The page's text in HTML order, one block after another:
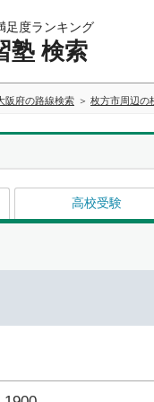
足度ランキング
塾 検索
阪府の路線検索 枚方市周辺の
高校受験